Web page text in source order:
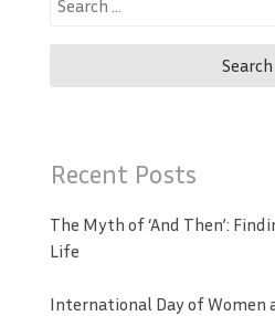
Recent Posts
The Myth of ‘And Then’:
Life
International Day of Women